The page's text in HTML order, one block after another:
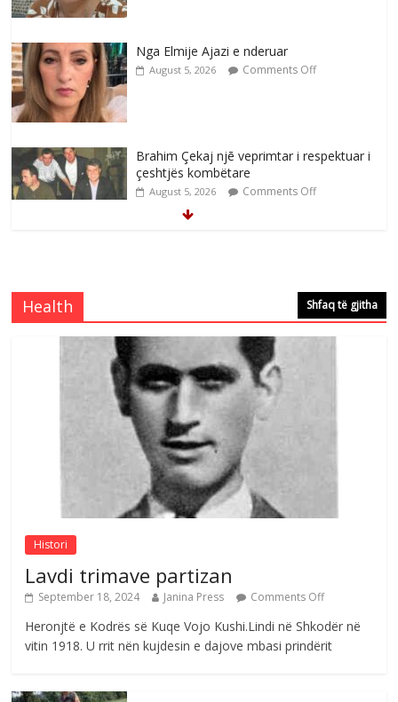
Nga Elmije Ajazi e nderuar
August 5, 2026 Comments Off
Brahim Çekaj njē veprimtar i respektuar i
çeshtjës kombëtare
August 5, 2026 Comments Off
e invalidëve në Fushë Kosovë
Comments Off
Çlirimtari Agron Gërvalla me takime pune
në atdhe të shoqerisë Levizja
August 3, 2026 Comments Off
Postim me vlera nga artistja e mirëfilltë
Mimoza Gjoni
August 6, 2026 Comments Off
Health Shfaq të gjitha
Histori
Lavdi trimave partizan
September 18, 2024 Janina Press Comments Off
Heronjtë e Kodrës së Kuqe Vojo Kushi.Lindi në Shkodër në
vitin 1918. U rrit nën kujdesin e dajove mbasi prindërit